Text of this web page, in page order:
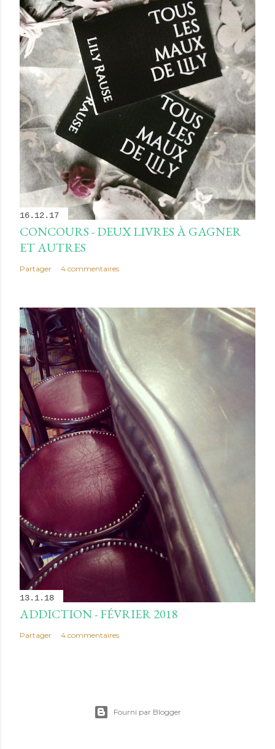
16.12.17
CONCOURS - DEUX LIVRES À GAGNER
ET AUTRES
Partager 4 commentaires
13.1.18
ADDICTION - FÉVRIER 2018
Partager 4 commentaires
Fourni par Blogger